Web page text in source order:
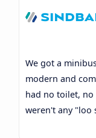
We got a
modern and
had no toilet,
weren't any "loo